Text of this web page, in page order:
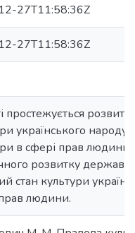
27T11:58:36Z
27T11:58:36Z
простежується
українського
в сфері прав людини,
розвитку держави
стан культури
людини.